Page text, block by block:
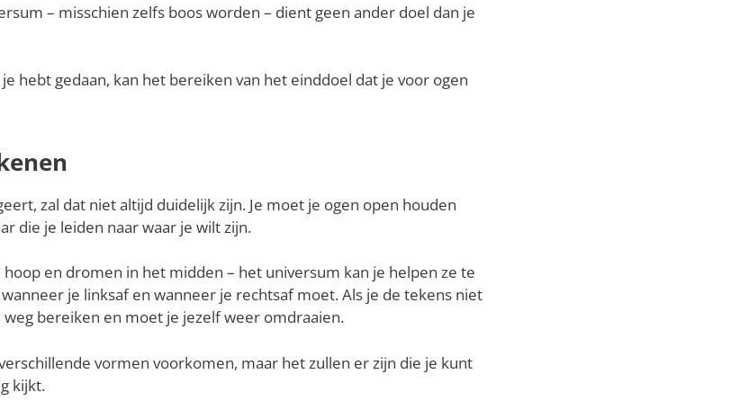
– misschien zelfs boos worden – dient geen ander doel dan je
hebt gedaan, kan het bereiken van het einddoel dat je voor ogen
zal dat niet altijd duidelijk zijn. Je moet je ogen open houden
die je leiden naar waar je wilt zijn.
en dromen in het midden – het universum kan je helpen ze te
je linksaf en wanneer je rechtsaf moet. Als je de tekens niet
bereiken en moet je jezelf weer omdraaien.
vormen voorkomen, maar het zullen er zijn die je kunt
kijkt.